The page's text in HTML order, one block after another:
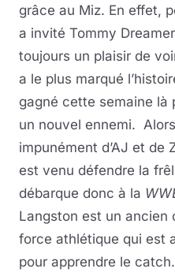
grâce au Miz. En effet,
a invité Tommy
toujours un plaisir de
a le plus marqué
gagné cette semaine là
un nouvel ennemi.
impunément d’AJ et de
est venu défendre la
débarque donc à la
Langston est un ancien
force athlétique qui est
pour apprendre le